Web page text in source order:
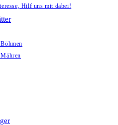
Hilf uns mit dabei!